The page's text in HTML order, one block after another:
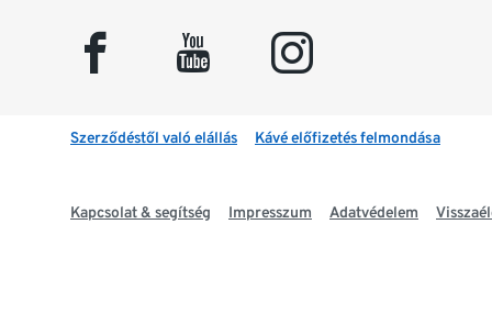
facebook youtube instagram
Szerződéstől való elállás Kávé előfizetés felmondása
Kapcsolat & segítség Impresszum Adatvédelem